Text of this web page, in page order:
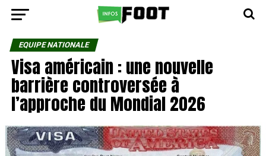
EQUIPE NATIONALE
Visa américain : une nouvelle
barrière controversée à
l’approche du Mondial 2026